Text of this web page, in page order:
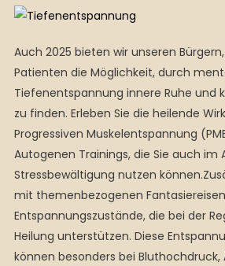
Auch 2025 bieten wir unseren
Patienten die Möglichkeit, durch
Tiefenentspannung innere Ruhe und
zu finden. Erleben Sie die heilende
Progressiven Muskelentspannung
Autogenen Trainings, die Sie auch im
Stressbewältigung nutzen
mit themenbezogenen
Entspannungszustände, die bei der
Heilung unterstützen. Diese
können besonders bei Bluthochdruck,